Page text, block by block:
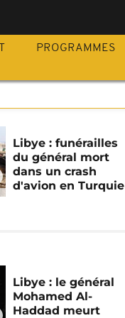
PROGRAMMES
Libye : funérailles
du général mort
dans un crash
d'avion en Turquie
Libye : le général
Mohamed Al-
Haddad meurt